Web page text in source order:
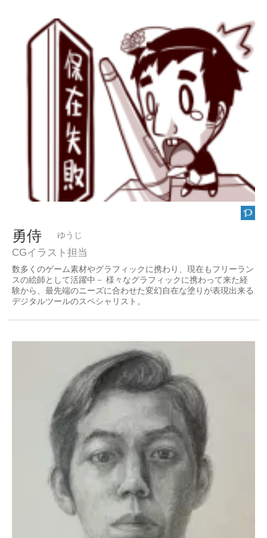
勇侍 ゆうじ
CGイラスト担当
数多くのゲーム素材やグラフィックに携わり、現在もフリーラン
スの絵師として活躍中－ 様々なグラフィックに携わって来た経
験から、最先端のニーズに合わせた変幻自在な塗りが表現出来る
デジタルツールのスペシャリスト。